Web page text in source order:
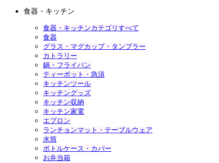
食器・キッチン
食器・キッチンカテゴリすべて
食器
グラス・マグカップ・タンブラー
カトラリー
鍋・フライパン
ティーポット・急須
キッチンツール
キッチングッズ
キッチン収納
キッチン家電
エプロン
ランチョンマット・テーブルウェア
水筒
ボトルケース・カバー
お弁当箱